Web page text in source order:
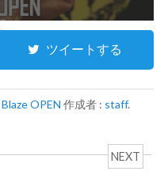
ツイートする
Blaze OPEN 作成者 : staff.
NEXT